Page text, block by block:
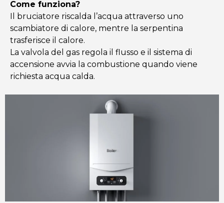
Come funziona?
Il bruciatore riscalda l’acqua attraverso uno
scambiatore di calore, mentre la serpentina
trasferisce il calore.
La valvola del gas regola il flusso e il sistema di
accensione avvia la combustione quando viene
richiesta acqua calda.